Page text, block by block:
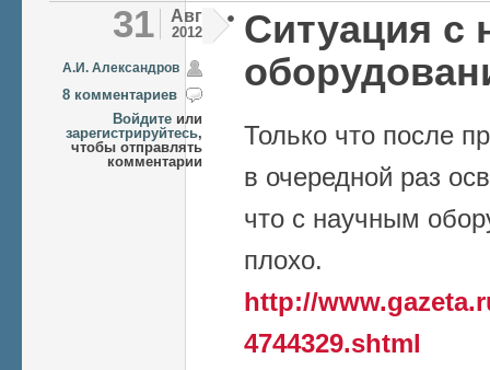
31 Авг
2012
А.И. Александров
8 комментариев
Войдите или
зарегистрируйтесь,
чтобы отправлять
комментарии
Ситуация с
Только что после
в очередной раз
что с научным
плохо.
http://
4744329.shtml